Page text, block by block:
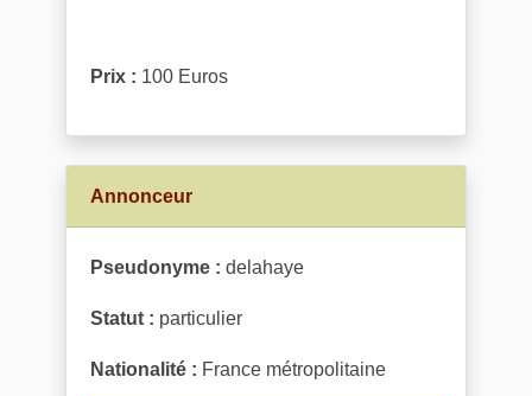
Prix : 100 Euros
Annonceur
Pseudonyme : delahaye
Statut : particulier
Nationalité : France métropolitaine